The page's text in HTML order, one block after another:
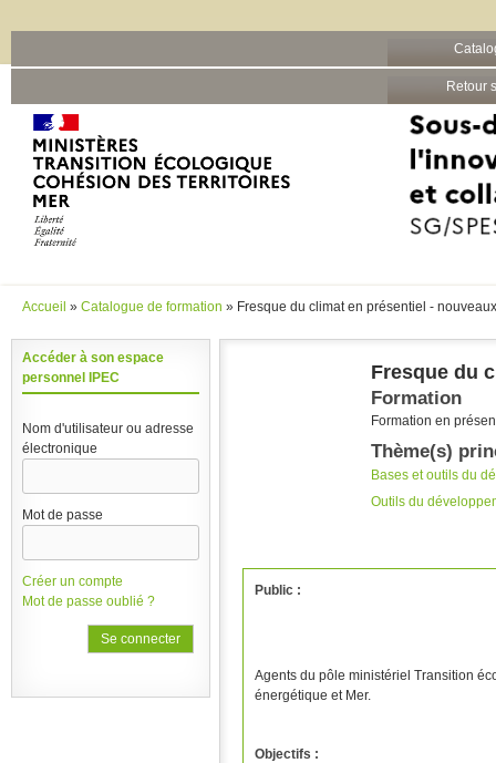
Retour
Vous êtes ici
Accueil » Catalogue de formation » Fresque du climat en présentiel -
Accéder à son espace
personnel IPEC
Nom d'utilisateur ou adresse
électronique
Mot de passe
Créer un compte
Mot de passe oublié ?
Fresque du
Formation
Formation en
Thème(s)
Bases et outils du
Outils du
Public :
Agents du pôle ministériel Transition
énergétique et Mer.
Objectifs :